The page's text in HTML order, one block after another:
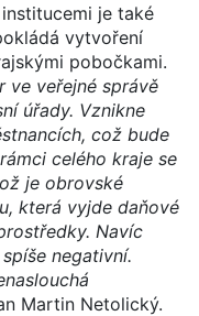
je také
vytvoření
pobočkami.
ve veřejné správě
úřady. Vznikne
což bude
celého kraje se
je obrovské
která vyjde daňové
Navíc
negativní.
Martin Netolický.